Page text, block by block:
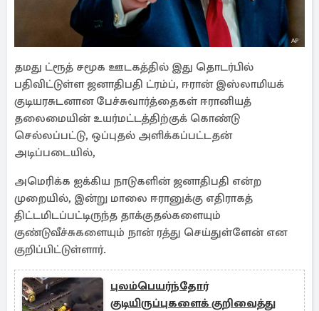
தமது ட்ரூத் சமூக ஊடகத்தில் இது தொடர்பில்
பதிவிட்டுள்ள ஜனாதிபதி ட்ரம்ப், ஈரான் இஸ்லாமியக்
குடியரசுடனான பேச்சுவார்த்தைகள் ஈரானியத்
தலைமையின் உயர்மட்டத்திற்குக் கொண்டு
செல்லப்பட்டு, ஒப்புதல் அளிக்கப்பட்டதன்
அடிப்படையில்,
அமெரிக்க ஐக்கிய நாடுகளின் ஜனாதிபதி என்ற
முறையில், இன்று மாலை ஈரானுக்கு எதிராகத்
திட்டமிடப்பட்டிருந்த தாக்குதல்களையும்
குண்டுவீச்சுகளையும் நான் ரத்து செய்துள்ளேன் என
குறிப்பிட்டுள்ளார்.
புலம்பெயர்ந்தோர்
குடியிருப்புகளைக் குறிவைத்து